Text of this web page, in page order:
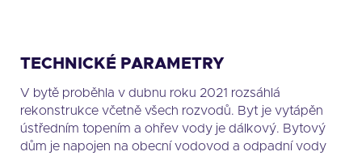
TECHNICKÉ PARAMETRY
V bytě proběhla v dubnu roku 2021 rozsáhlá
rekonstrukce včetně všech rozvodů. Byt je vytápěn
ústředním topením a ohřev vody je dálkový. Bytový
dům je napojen na obecní vodovod a odpadní vody